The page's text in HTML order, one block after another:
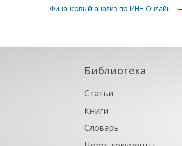
Финансовый анализ по ИНН Онлайн
Библиотека
Статьи
Книги
Словарь